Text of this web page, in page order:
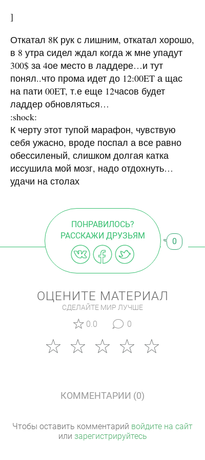
]
Откатал 8К рук с лишним, откатал хорошо,
в 8 утра сидел ждал когда ж мне упадут
300$ за 4ое место в ладдере…и тут
понял..что прома идет до 12:00ET а щас
на пати 00ET, т.е еще 12часов будет
ладдер обновляться…
:shock:
К черту этот тупой марафон, чувствую
себя ужасно, вроде поспал а все равно
обессиленый, слишком долгая катка
иссушила мой мозг, надо отдохнуть…
удачи на столах
ПОНРАВИЛОСЬ?
РАССКАЖИ ДРУЗЬЯМ
0
ОЦЕНИТЕ МАТЕРИАЛ
СДЕЛАЙТЕ МИР ЛУЧШЕ
0.0 0
КОММЕНТАРИИ (0)
Чтобы оставить комментарий войдите на сайт
или зарегистрируйтесь